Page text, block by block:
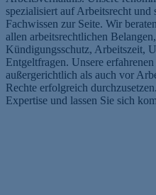
spezialisiert auf Arbeitsrecht und
Fachwissen zur Seite. Wir
allen arbeitsrechtlichen
Kündigungsschutz, Arbeitszeit,
Entgeltfragen. Unsere
außergerichtlich als auch vor
Rechte erfolgreich
Expertise und lassen Sie sich